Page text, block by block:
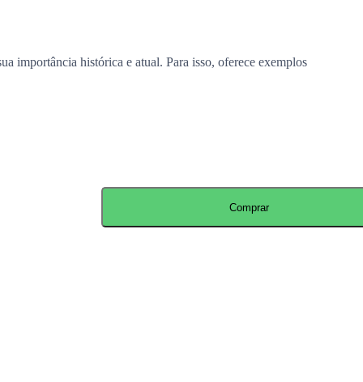
importância histórica e atual. Para isso, oferece exemplos
Comprar